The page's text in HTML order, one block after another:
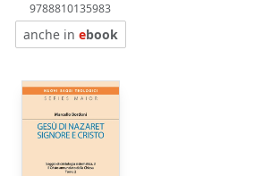
9788810135983
anche in ebook